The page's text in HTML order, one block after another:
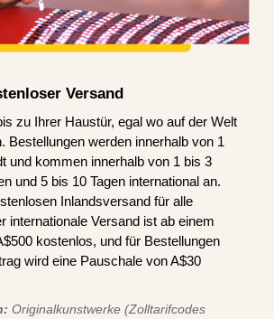
Versand
zu Ihrer Haustür, egal wo auf der Welt
Bestellungen werden innerhalb von 1
und kommen innerhalb von 1 bis 3
und 5 bis 10 Tagen international an.
Inlandsversand für alle
internationale Versand ist ab einem
kostenlos, und für Bestellungen
wird eine Pauschale von A$30
Originalkunstwerke (Zolltarifcodes